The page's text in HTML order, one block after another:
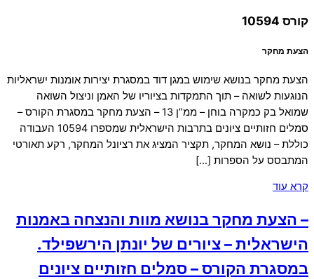
קורס 10594
הצעת מחקר
הצעת מחקר בנושא שימוש במגן דוד במסגרת יצירות אומנות ישראליות
הנוגעות לשואה – תוך התמקדות בציוריו של האמן וניצול השואה
שמואל בק כמקרה בוחן – ממ”ן 13 – הצעת מחקר במסגרת הקורס –
סמלים חזותיים ציונים בתרבות הישראלית שמספרו 10594 העבודה
כוללת – נושא המחקר, תקציר המציג את רציונל המחקר, רקע תאורטי
המתבסס על הספרות […]
קרא עוד
– הצעת מחקר בנושא מוות והנצחה באמנות
הישראלית – ציורים של יונתן הירשפילד.
במסגרת הקורס – סמלים חזותיים ציונים